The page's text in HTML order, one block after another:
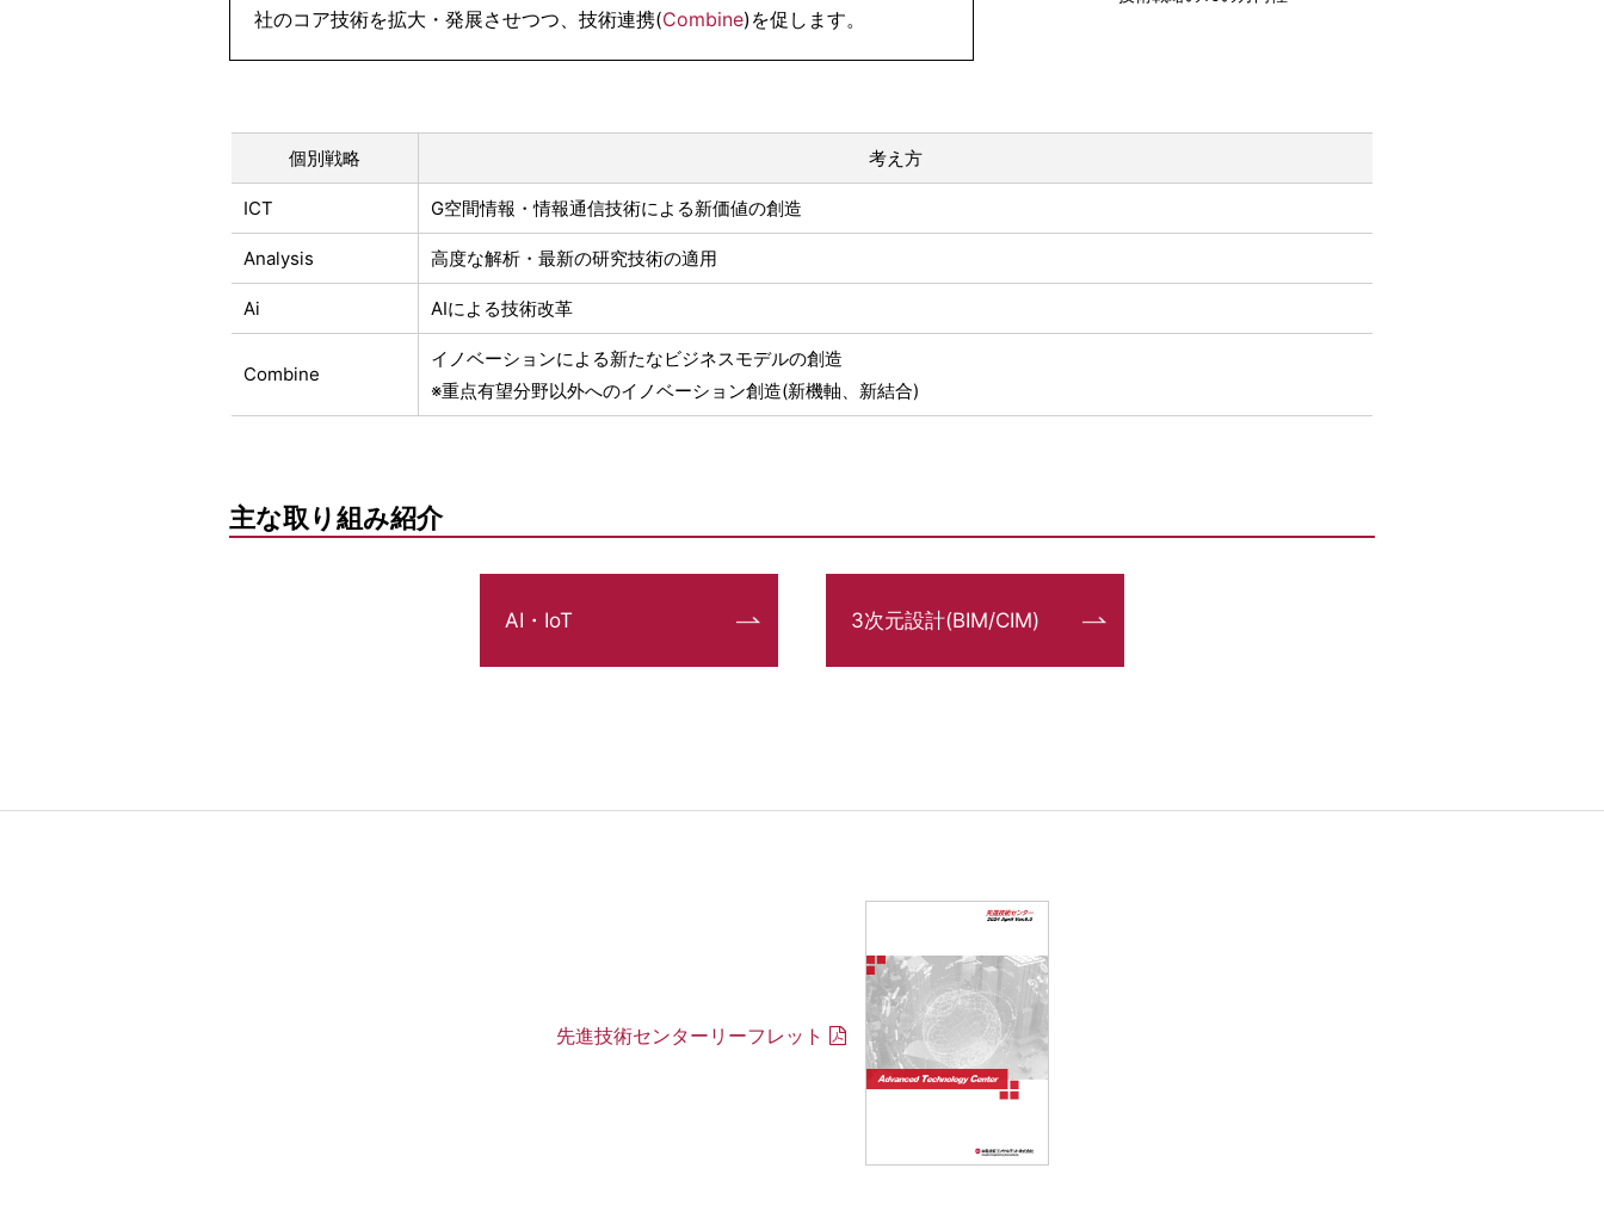
社のコア技術を拡大・発展させつつ、技術連携(Combine)を促します。
個別戦略 考え方
ICT G空間情報・情報通信技術による新価値の創造
Analysis 高度な解析・最新の研究技術の適用
Ai AIによる技術改革
Combine
イノベーションによる新たなビジネスモデルの創造
※重点有望分野以外へのイノベーション創造(新機軸、新結合)
主な取り組み紹介
AI・IoT 3次元設計(BIM/CIM)
先進技術センターリーフレット